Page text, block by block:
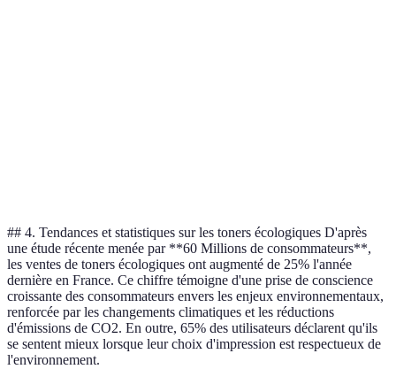
## 4. Tendances et statistiques sur les toners écologiques D'après
une étude récente menée par **60 Millions de consommateurs**,
les ventes de toners écologiques ont augmenté de 25% l'année
dernière en France. Ce chiffre témoigne d'une prise de conscience
croissante des consommateurs envers les enjeux environnementaux,
renforcée par les changements climatiques et les réductions
d'émissions de CO2. En outre, 65% des utilisateurs déclarent qu'ils
se sentent mieux lorsque leur choix d'impression est respectueux de
l'environnement.